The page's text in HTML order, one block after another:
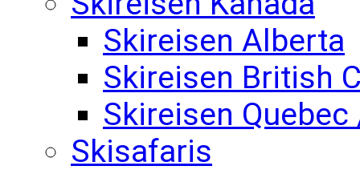
Skireisen Alberta
Skireisen British
Skireisen
Skisafaris